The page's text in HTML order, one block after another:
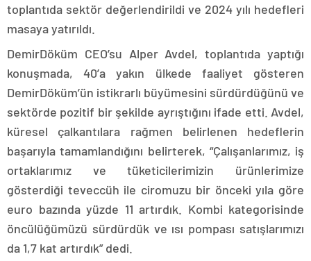
toplantıda sektör değerlendirildi ve 2024 yılı hedefleri
masaya yatırıldı.
DemirDöküm CEO’su Alper Avdel, toplantıda yaptığı
konuşmada, 40’a yakın ülkede faaliyet gösteren
DemirDöküm’ün istikrarlı büyümesini sürdürdüğünü ve
sektörde pozitif bir şekilde ayrıştığını ifade etti. Avdel,
küresel çalkantılara rağmen belirlenen hedeflerin
başarıyla tamamlandığını belirterek, “Çalışanlarımız, iş
ortaklarımız ve tüketicilerimizin ürünlerimize
gösterdiği teveccüh ile ciromuzu bir önceki yıla göre
euro bazında yüzde 11 artırdık. Kombi kategorisinde
öncülüğümüzü sürdürdük ve ısı pompası satışlarımızı
da 1,7 kat artırdık” dedi.